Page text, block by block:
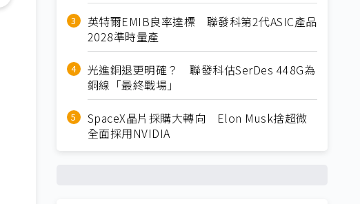
英特爾EMIB良率達標 聯發科第2代ASIC產品
2028準時量產
光進銅退更明確？ 聯發科估SerDes 448G為
銅線「最終戰場」
SpaceX晶片採購大轉向 Elon Musk捨超微
全面採用NVIDIA